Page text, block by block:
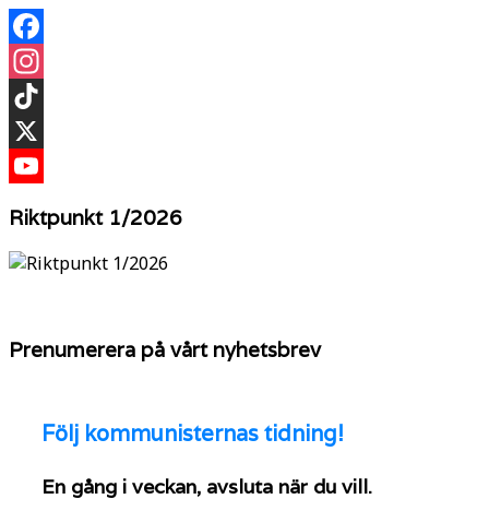
Facebook
Instagram
TikTok
X
Riktpunkt 1/2026
Prenumerera på vårt nyhetsbrev
Följ kommunisternas tidning!
En gång i veckan, avsluta när du vill.